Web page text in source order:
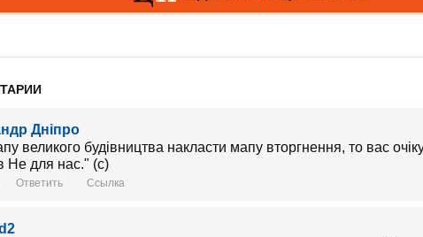
Дніпро
великого будівництва накласти мапу вторгнення, то вас
Не для нас." (с)
Ответить Ссылка